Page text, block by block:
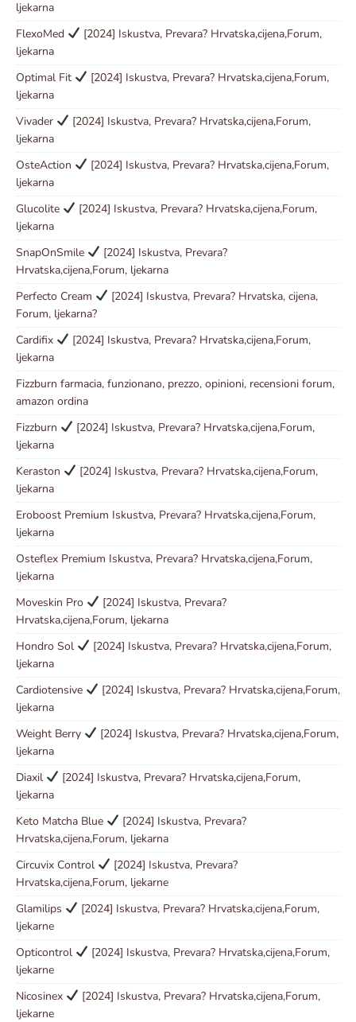
ljekarna
FlexoMed
[2024] Iskustva, Prevara? Hrvatska,cijena,Forum,
ljekarna
Optimal Fit
[2024] Iskustva, Prevara? Hrvatska,cijena,Forum,
ljekarna
Vivader
[2024] Iskustva, Prevara? Hrvatska,cijena,Forum,
ljekarna
OsteAction
[2024] Iskustva, Prevara? Hrvatska,cijena,Forum,
ljekarna
Glucolite
[2024] Iskustva, Prevara? Hrvatska,cijena,Forum,
ljekarna
SnapOnSmile
[2024] Iskustva, Prevara?
Hrvatska,cijena,Forum, ljekarna
Perfecto Cream
[2024] Iskustva, Prevara? Hrvatska, cijena,
Forum, ljekarna?
Cardifix
[2024] Iskustva, Prevara? Hrvatska,cijena,Forum,
ljekarna
Fizzburn farmacia, funzionano, prezzo, opinioni, recensioni forum,
amazon ordina
Fizzburn
[2024] Iskustva, Prevara? Hrvatska,cijena,Forum,
ljekarna
Keraston
[2024] Iskustva, Prevara? Hrvatska,cijena,Forum,
ljekarna
Eroboost Premium Iskustva, Prevara? Hrvatska,cijena,Forum,
ljekarna
Osteflex Premium Iskustva, Prevara? Hrvatska,cijena,Forum,
ljekarna
Moveskin Pro
[2024] Iskustva, Prevara?
Hrvatska,cijena,Forum, ljekarna
Hondro Sol
[2024] Iskustva, Prevara? Hrvatska,cijena,Forum,
ljekarna
Cardiotensive
[2024] Iskustva, Prevara? Hrvatska,cijena,Forum,
ljekarna
Weight Berry
[2024] Iskustva, Prevara? Hrvatska,cijena,Forum,
ljekarna
Diaxil
[2024] Iskustva, Prevara? Hrvatska,cijena,Forum,
ljekarna
Keto Matcha Blue
[2024] Iskustva, Prevara?
Hrvatska,cijena,Forum, ljekarna
Circuvix Control
[2024] Iskustva, Prevara?
Hrvatska,cijena,Forum, ljekarne
Glamilips
[2024] Iskustva, Prevara? Hrvatska,cijena,Forum,
ljekarne
Opticontrol
[2024] Iskustva, Prevara? Hrvatska,cijena,Forum,
ljekarne
Nicosinex
[2024] Iskustva, Prevara? Hrvatska,cijena,Forum,
ljekarne